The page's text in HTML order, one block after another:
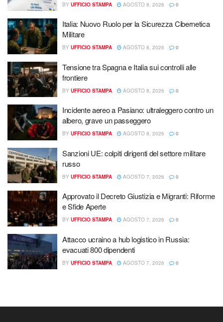
BY UFFICIO STAMPA AGOSTO 8, 2026 0
Italia: Nuovo Ruolo per la Sicurezza Cibernetica
Militare
BY UFFICIO STAMPA AGOSTO 8, 2026 0
Tensione tra Spagna e Italia sui controlli alle
frontiere
BY UFFICIO STAMPA AGOSTO 8, 2026 0
Incidente aereo a Pasiano: ultraleggero contro un
albero, grave un passeggero
BY UFFICIO STAMPA AGOSTO 8, 2026 0
Sanzioni UE: colpiti dirigenti del settore militare
russo
BY UFFICIO STAMPA AGOSTO 7, 2026 0
Approvato il Decreto Giustizia e Migranti: Riforme
e Sfide Aperte
BY UFFICIO STAMPA AGOSTO 7, 2026 0
Attacco ucraino a hub logistico in Russia:
evacuati 800 dipendenti
BY UFFICIO STAMPA AGOSTO 7, 2026 0